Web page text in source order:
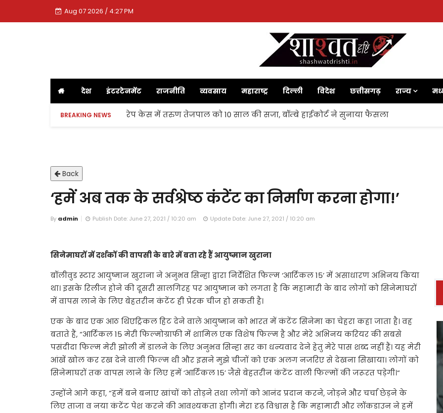
Aug 07 2026 / 4:27 PM
देश इंटरटेनमेंट राजनीति व्यवसाय महाराष्ट्र दिल्ली विदेश छत्तीसगढ़ राज्य
BREAKING NEWS रेप केस में तरुण तेजपाल को 10 साल की सजा, बॉम्बे हाईकोर्ट ने सुनाया फैसला
Back
‘हमें अब तक के सर्वश्रेष्ठ कंटेंट का निर्माण करना होगा!’
By admin Publish Date: June 27, 2021 / 10:20 am Update Date: June 27, 2021 / 10:20 am
सिनेमाघरों में दर्शकों की वापसी के बारे में बता रहे हैं आयुष्मान खुराना
बॉलीवुड स्टार आयुष्मान खुराना ने अनुभव सिन्हा द्वारा निर्देशित फिल्म ‘आर्टिकल 15’ में असाधारण अभिनय किया
था। इसके रिलीज होने की दूसरी सालगिरह पर आयुष्मान को लगता है कि महामारी के बाद लोगों को सिनेमाघरों
में वापस लाने के लिए बेहतरीन कंटेंट ही प्रेरक चीज हो सकती है।
एक के बाद एक आठ थिएट्रिकल हिट देने वाले आयुष्मान को भारत में कंटेंट सिनेमा का चेहरा कहा जाता है। वह
बताते हैं, “आर्टिकल 15 मेरी फिल्मोग्राफी में शामिल एक विशेष फिल्म है और मेरे अभिनय करियर की सबसे
पसंदीदा फिल्म मेरी झोली में डालने के लिए अनुभव सिन्हा सर का धन्यवाद देने हेतु मेरे पास शब्द नहीं हैं। यह मेरी
आंखें खोल कर रख देने वाली फिल्म थी और इसने मुझे चीजों को एक अलग नजरिए से देखना सिखाया। लोगों को
सिनेमाघरों तक वापस लाने के लिए हमें ‘आर्टिकल 15’ जैसे बेहतरीन कंटेंट वाली फिल्मों की जरूरत पड़ेगी।“
उन्होंने आगे कहा, “हमें बने बनाए खांचों को तोड़ने तथा लोगों को आनंद प्रदान करने, जोड़ने और चर्चा छेड़ने के
लिए ताजा व नया कंटेंट पेश करने की आवश्यकता होगी। मेरा दृढ़ विश्वास है कि महामारी और लॉकडाउन ने हमें